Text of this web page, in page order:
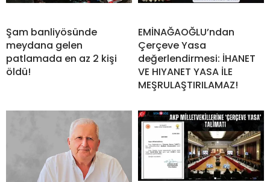
Şam banliyösünde
meydana gelen
patlamada en az 2 kişi
öldü!
EMİNAĞAOĞLU’ndan
Çerçeve Yasa
değerlendirmesi: İHANET
VE HIYANET YASA İLE
MEŞRULAŞTIRILAMAZ!